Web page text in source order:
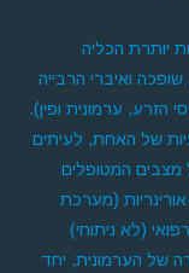
יותרת הכליה
ואיברי הרבייה
הזרע, ערמונית ופין).
של האחת, לעיתים
מצבים המטופלים
(מערכת
(לא ניתוחי)
של הערמונית, יחד